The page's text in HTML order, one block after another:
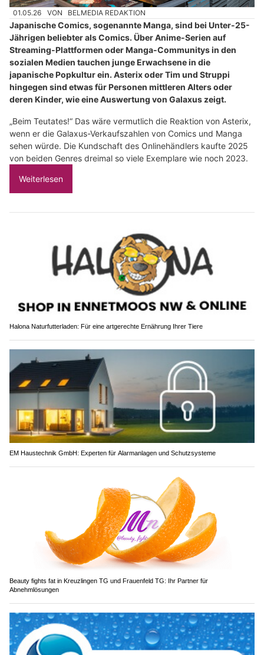
01.05.26 VON BELMEDIA REDAKTION
Japanische Comics, sogenannte Manga, sind bei Unter-25-
Jährigen beliebter als Comics. Über Anime-Serien auf
Streaming-Plattformen oder Manga-Communitys in den
sozialen Medien tauchen junge Erwachsene in die
japanische Popkultur ein. Asterix oder Tim und Struppi
hingegen sind etwas für Personen mittleren Alters oder
deren Kinder, wie eine Auswertung von Galaxus zeigt.
„Beim Teutates!“ Das wäre vermutlich die Reaktion von Asterix,
wenn er die Galaxus-Verkaufszahlen von Comics und Manga
sehen würde. Die Kundschaft des Onlinehändlers kaufte 2025
von beiden Genres dreimal so viele Exemplare wie noch 2023.
Weiterlesen
Halona Naturfutterladen: Für eine artgerechte Ernährung Ihrer Tiere
EM Haustechnik GmbH: Experten für Alarmanlagen und Schutzsysteme
Beauty fights fat in Kreuzlingen TG und Frauenfeld TG: Ihr Partner für
Abnehmlösungen